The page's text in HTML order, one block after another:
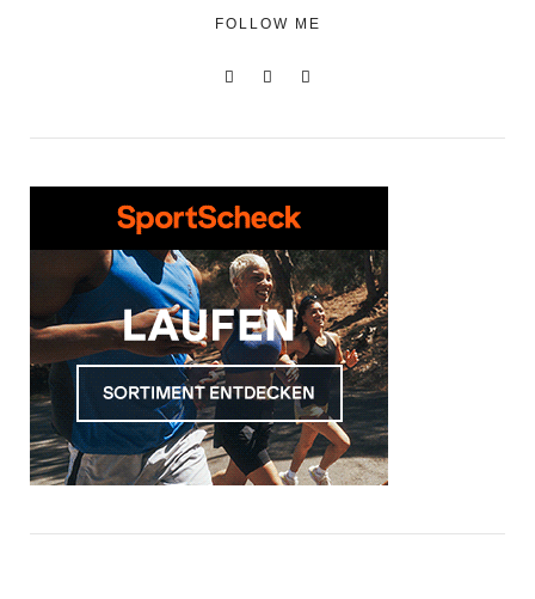
FOLLOW ME